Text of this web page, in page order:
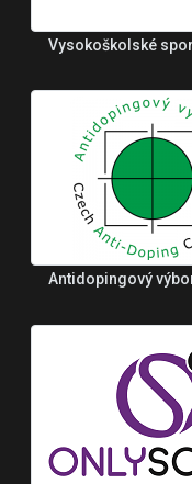
Vysokoškolské
Antidopingový